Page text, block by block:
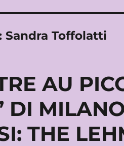
Sandra Toffolatti
AU
DI
THE